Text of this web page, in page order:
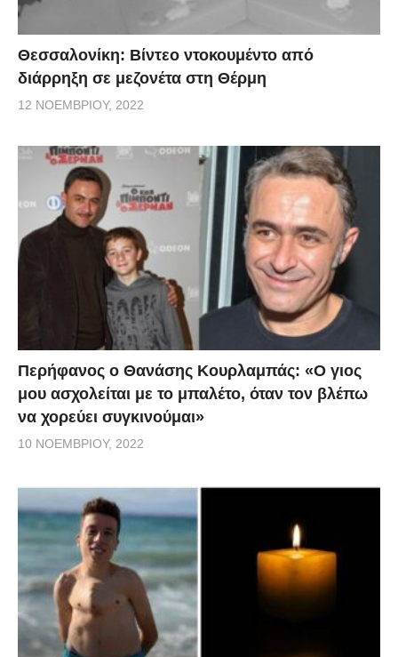
Θεσσαλονίκη: Βίντεο ντοκουμέντο από
διάρρηξη σε μεζονέτα στη Θέρμη
12 ΝΟΕΜΒΡΊΟΥ, 2022
Περήφανος ο Θανάσης Κουρλαμπάς: «Ο γιος
μου ασχολείται με το μπαλέτο, όταν τον βλέπω
να χορεύει συγκινούμαι»
10 ΝΟΕΜΒΡΊΟΥ, 2022